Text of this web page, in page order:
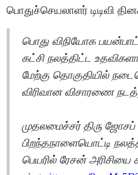
பொதுச்செயலாளர் டிடிவி
பொது விநியோக
கட்சி நலத்திட்ட
மேற்கு தொகுதியில்
விரிவான விசாரணை
முதலமைச்சர் திரு
பிறந்தநாளையொட்டி
பெயரில் ரேசன்